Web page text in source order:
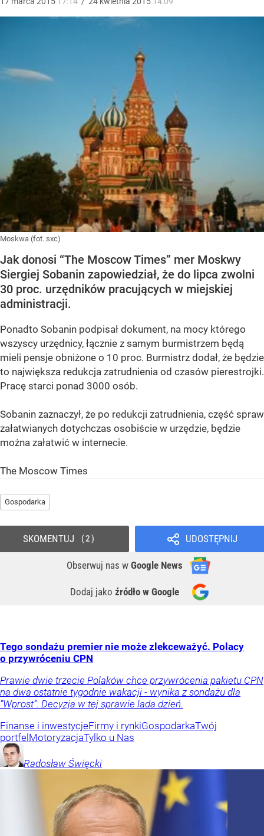
Moskwa (fot. sxc)
Jak donosi “The Moscow Times” mer Moskwy
Siergiej Sobanin zapowiedział, że do lipca zwolni
30 proc. urzędników pracujących w miejskiej
administracji.
Ponadto Sobanin podpisał dokument, na mocy którego
wszyscy urzędnicy, łącznie z samym burmistrzem będą
mieli pensje obniżone o 10 proc. Burmistrz dodał, że będzie
to największa redukcja zatrudnienia od czasów pierestrojki.
Pracę starci ponad 3000 osób.
Sobanin zaznaczył, że po redukcji zatrudnienia, część spraw
załatwianych dotychczas osobiście w urzędzie, będzie
można załatwić w internecie.
The Moscow Times
Gospodarka
UDOSTĘPNIJ
Obserwuj nas w Google News
Dodaj jako źródło w Google
SKOMENTUJ 2
Tego sondażu premier nie może zlekceważyć. Polacy
o przywróceniu CPN
Prawie dwie trzecie Polaków chce przywrócenia pakietu CPN
na dwa ostatnie tygodnie wakacji - wynika z sondażu dla
“Wprost”. Decyzja w tej sprawie lada dzień.
Finanse i inwestycjeFirmy i rynkiGospodarkaTwój
portfelMotoryzacjaTylko u Nas
Radosław Święcki